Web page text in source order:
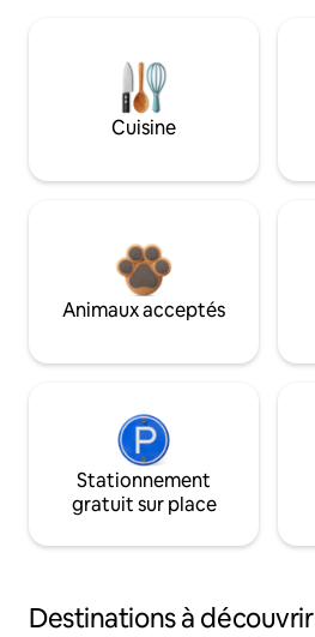
Cuisine
Animaux acceptés
Stationnement
gratuit sur place
Destinations à découvrir